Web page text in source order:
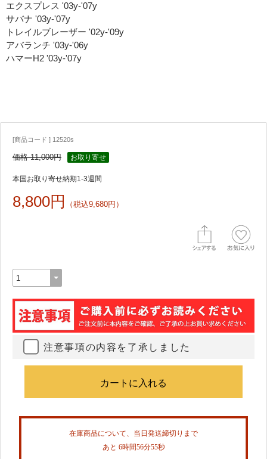
エクスプレス '03y-'07y
サバナ '03y-'07y
トレイルブレーザー '02y-'09y
アバランチ '03y-'06y
ハマーH2 '03y-'07y
[商品コード ] 12520s
価格 11,000円 お取り寄せ
本国お取り寄せ納期1-3週間
8,800円 （税込9,680円）
注意事項の内容を了承しました
在庫商品について、当日発送締切りまで
あと 6時間56分54秒